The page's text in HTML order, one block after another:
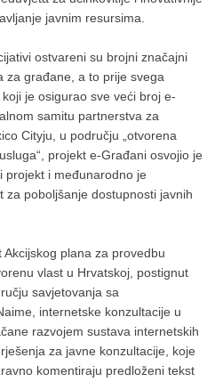
javnim resursima.
ostvareni su brojni značajni
za građane, a to prije svega
je osigurao sve veći broj e-
samitu partnerstva za
Cityju, u području „otvorena
projekt e-Građani osvojio je
projekt i međunarodno je
za poboljšanje dostupnosti javnih
plana za provedbu
vlast u Hrvatskoj, postignut
savjetovanja sa
internetske konzultacije u
razvojem sustava internetskih
za javne konzultacije, koje
komentiraju predloženi tekst